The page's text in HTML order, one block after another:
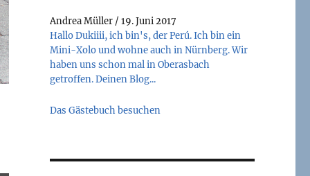
Andrea Müller/ 19. Juni 2017
Hallo Dukiiii, ich bin's, der Perú. Ich bin ein
Mini-Xolo und wohne auch in Nürnberg. Wir
haben uns schon mal in Oberasbach
getroffen. Deinen Blog...
Das Gästebuch besuchen